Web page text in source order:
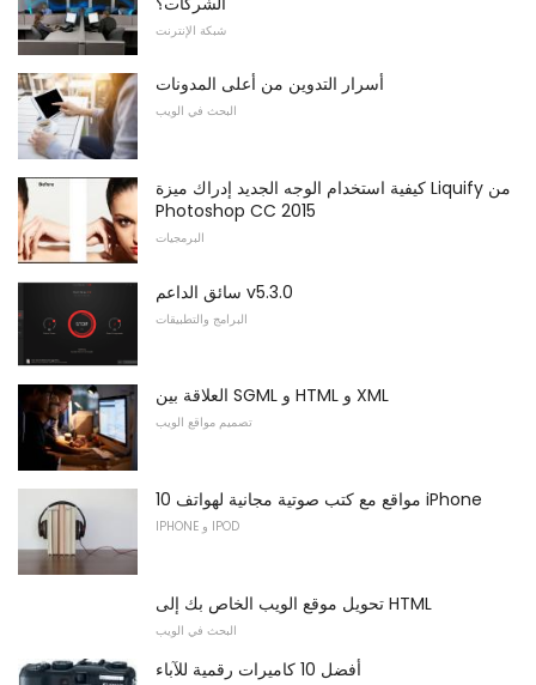
شبكة الإنترنت
أسرار التدوين من أعلى المدونات
البحث في الويب
كيفية استخدام الوجه الجديد إدراك ميزة Liquify من
Photoshop CC 2015
البرمجيات
سائق الداعم v5.3.0
البرامج والتطبيقات
العلاقة بين SGML و HTML و XML
تصميم مواقع الويب
10 مواقع مع كتب صوتية مجانية لهواتف iPhone
IPHONE و IPOD
تحويل موقع الويب الخاص بك إلى HTML
البحث في الويب
أفضل 10 كاميرات رقمية للآباء